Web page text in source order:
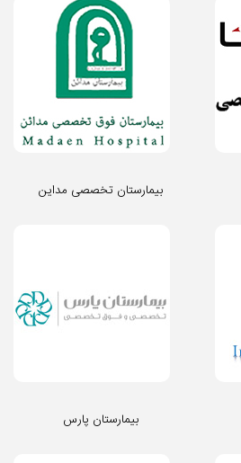
بیمارستان تخصصی مداین
بیمارستان پارس